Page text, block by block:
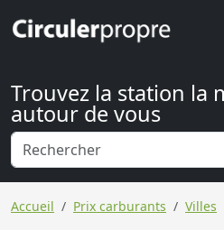
Trouvez la station la
autour de vous
Accueil Prix carburants Villes